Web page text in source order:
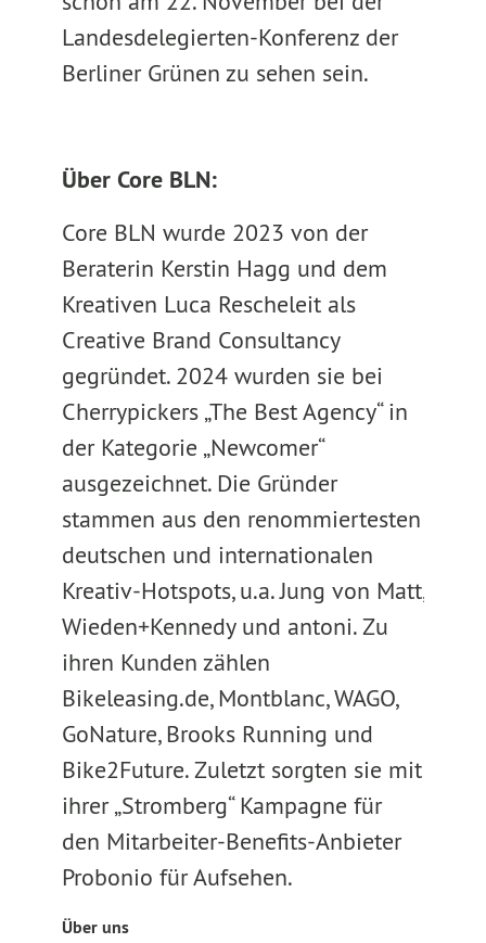
Landesdelegierten-Konferenz der
Berliner Grünen zu sehen sein.
Über Core BLN:
Core BLN wurde 2023 von der
Beraterin Kerstin Hagg und dem
Kreativen Luca Rescheleit als
Creative Brand Consultancy
gegründet. 2024 wurden sie bei
Cherrypickers „The Best Agency“ in
der Kategorie „Newcomer“
ausgezeichnet. Die Gründer
stammen aus den renommiertesten
deutschen und internationalen
Kreativ-Hotspots, u.a. Jung von Matt,
Wieden+Kennedy und antoni. Zu
ihren Kunden zählen
Bikeleasing.de, Montblanc, WAGO,
GoNature, Brooks Running und
Bike2Future. Zuletzt sorgten sie mit
ihrer „Stromberg“ Kampagne für
den Mitarbeiter-Benefits-Anbieter
Probonio für Aufsehen.
Über uns